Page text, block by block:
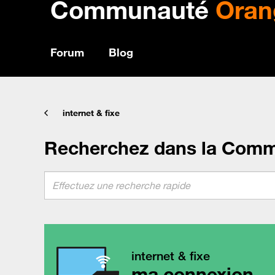
Communauté
Forum Blog
internet & fixe
Recherchez dans la
internet & fixe